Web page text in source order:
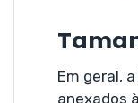
Em geral,
anexados